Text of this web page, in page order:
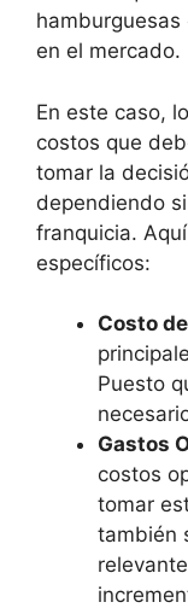
en el mercado.
En este caso,
costos que
tomar la
dependiendo
franquicia.
específicos:
Costo
Puesto
Gastos
costos
tomar
también